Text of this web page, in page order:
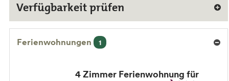
Verfügbarkeit prüfen
Ferienwohnungen 1
4 Zimmer Ferienwohnung für